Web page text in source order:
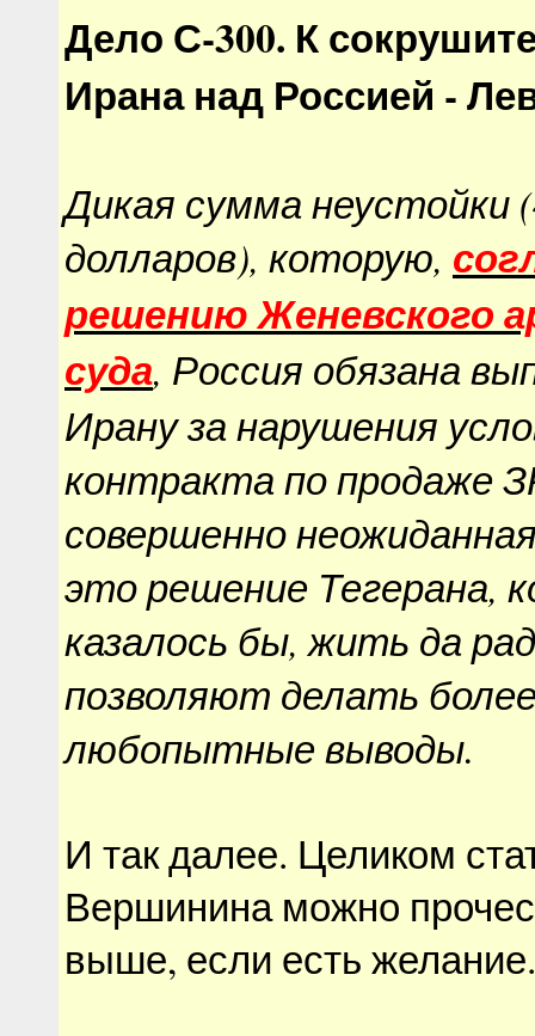
Дело С-300. К
Ирана над Россией -
Дикая сумма неустойки
долларов), которую,
решению Женевского
суда, Россия обязана
Ирану за нарушения
контракта по продаже
совершенно
это решение Тегерана,
казалось бы, жить да
позволяют делать
любопытные выводы.
И так далее. Целиком
Вершинина можно
выше, если есть желание.